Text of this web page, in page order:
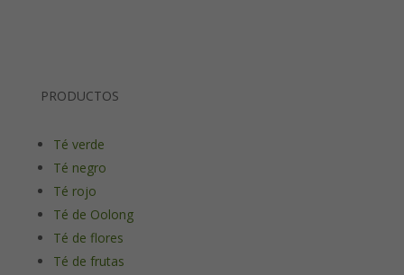
PRODUCTOS
Té verde
Té negro
Té rojo
Té de Oolong
Té de flores
Té de frutas